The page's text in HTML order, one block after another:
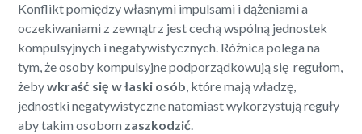
Konflikt pomiędzy własnymi impulsami i dążeniami a
oczekiwaniami z zewnątrz jest cechą wspólną jednostek
kompulsyjnych i negatywistycznych. Różnica polega na
tym, że osoby kompulsyjne podporządkowują się regułom,
żebywkraść się w łaski osób, które mają władzę,
jednostki negatywistyczne natomiast wykorzystują reguły
aby takim osobom zaszkodzić.